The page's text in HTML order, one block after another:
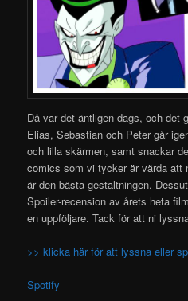
Då var det äntligen dags, och det
Elias, Sebastian och Peter går
och lilla skärmen, samt snackar
comics som vi tycker är värda
är den bästa gestaltningen.
Spoiler-recension av årets heta
en uppföljare. Tack för att ni
>> klicka här för att lyssna eller
Spotify